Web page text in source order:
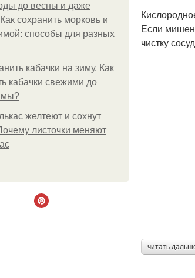
до весны и даже
сохранить морковь и
способы для разных
кабачки на зиму. Как
кабачки свежими до
желтеют и сохнут
листочки меняют
Если
чистку
читать